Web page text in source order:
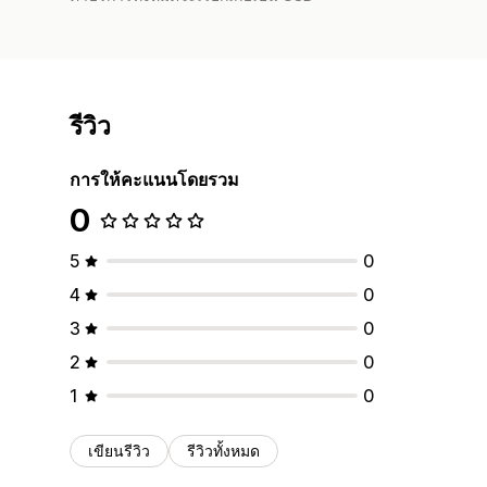
รีวิว
การให้คะแนนโดยรวม
0
5
0
4
0
3
0
2
0
1
0
เขียนรีวิว รีวิวทั้งหมด